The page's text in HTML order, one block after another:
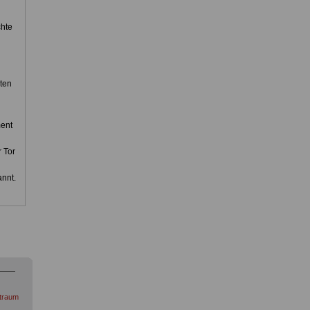
Tor